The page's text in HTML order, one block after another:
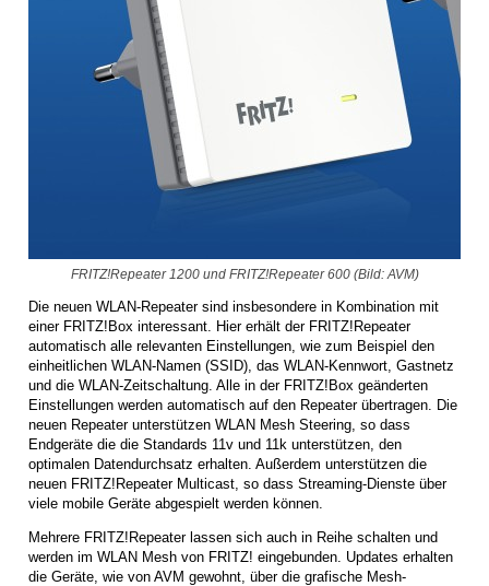
FRITZ!Repeater 1200 und FRITZ!Repeater 600 (Bild: AVM)
Die neuen WLAN-Repeater sind insbesondere in Kombination mit
einer FRITZ!Box interessant. Hier erhält der FRITZ!Repeater
automatisch alle relevanten Einstellungen, wie zum Beispiel den
einheitlichen WLAN-Namen (SSID), das WLAN-Kennwort, Gastnetz
und die WLAN-Zeitschaltung. Alle in der FRITZ!Box geänderten
Einstellungen werden automatisch auf den Repeater übertragen. Die
neuen Repeater unterstützen WLAN Mesh Steering, so dass
Endgeräte die die Standards 11v und 11k unterstützen, den
optimalen Datendurchsatz erhalten. Außerdem unterstützen die
neuen FRITZ!Repeater Multicast, so dass Streaming-Dienste über
viele mobile Geräte abgespielt werden können.
Mehrere FRITZ!Repeater lassen sich auch in Reihe schalten und
werden im WLAN Mesh von FRITZ! eingebunden. Updates erhalten
die Geräte, wie von AVM gewohnt, über die grafische Mesh-